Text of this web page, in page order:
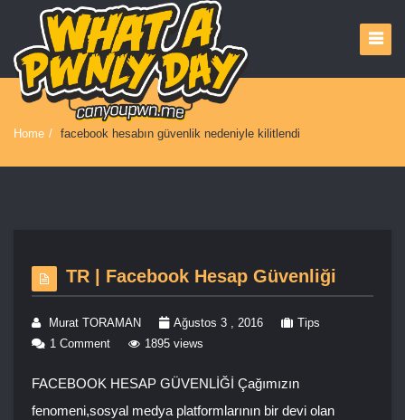
Home / facebook hesabın güvenlik nedeniyle kilitlendi
TR | Facebook Hesap Güvenliği
Murat TORAMAN Ağustos 3 , 2016
Tips
1 Comment
1895 views
FACEBOOK HESAP GÜVENLİĞİ Çağımızın
fenomeni,sosyal medya platformlarının bir devi olan